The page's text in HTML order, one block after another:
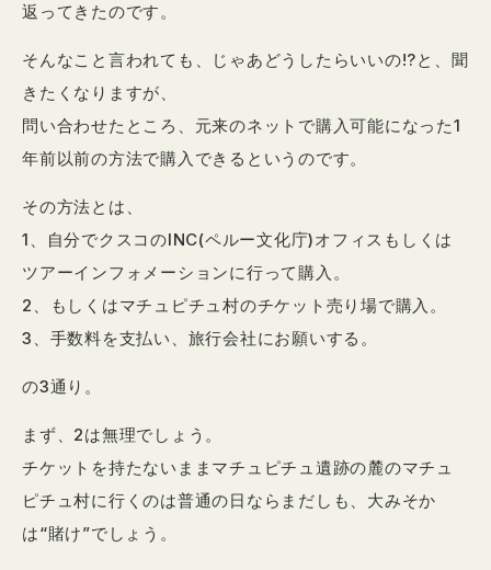
返ってきたのです。
そんなこと言われても、じゃあどうしたらいいの!?と、聞
きたくなりますが、
問い合わせたところ、元来のネットで購入可能になった1
年前以前の方法で購入できるというのです。
その方法とは、
1、自分でクスコのINC(ペルー文化庁)オフィスもしくは
ツアーインフォメーションに行って購入。
2、もしくはマチュピチュ村のチケット売り場で購入。
3、手数料を支払い、旅行会社にお願いする。
の3通り。
まず、2は無理でしょう。
チケットを持たないままマチュピチュ遺跡の麓のマチュ
ピチュ村に行くのは普通の日ならまだしも、大みそか
は“賭け”でしょう。